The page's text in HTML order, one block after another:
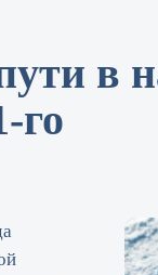
в
го